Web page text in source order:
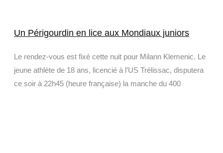
Un Périgourdin en lice aux Mondiaux juniors
Le rendez-vous est fixé cette nuit pour Milann Klemenic. Le
jeune athlète de 18 ans, licencié à l’US Trélissac, disputera
ce soir à 22h45 (heure française) la manche du 400